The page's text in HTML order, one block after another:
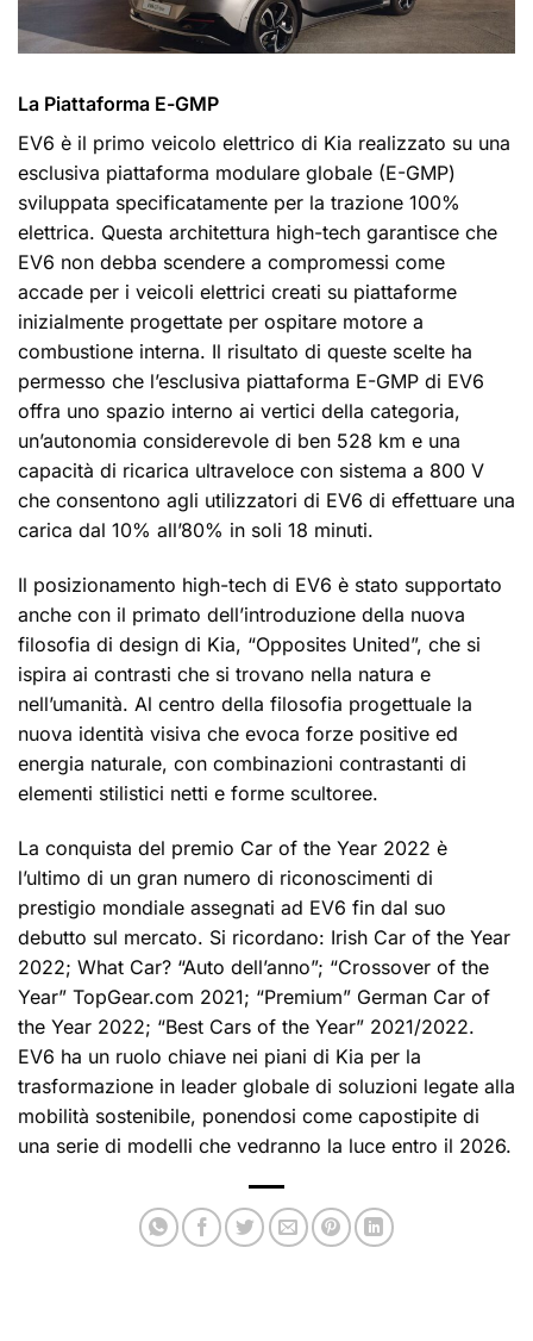
La Piattaforma E-GMP
EV6 è il primo veicolo elettrico di Kia realizzato su una
esclusiva piattaforma modulare globale (E-GMP)
sviluppata specificatamente per la trazione 100%
elettrica. Questa architettura high-tech garantisce che
EV6 non debba scendere a compromessi come
accade per i veicoli elettrici creati su piattaforme
inizialmente progettate per ospitare motore a
combustione interna. Il risultato di queste scelte ha
permesso che l’esclusiva piattaforma E-GMP di EV6
offra uno spazio interno ai vertici della categoria,
un’autonomia considerevole di ben 528 km e una
capacità di ricarica ultraveloce con sistema a 800 V
che consentono agli utilizzatori di EV6 di effettuare una
carica dal 10% all’80% in soli 18 minuti.
Il posizionamento high-tech di EV6 è stato supportato
anche con il primato dell’introduzione della nuova
filosofia di design di Kia, “Opposites United”, che si
ispira ai contrasti che si trovano nella natura e
nell’umanità. Al centro della filosofia progettuale la
nuova identità visiva che evoca forze positive ed
energia naturale, con combinazioni contrastanti di
elementi stilistici netti e forme scultoree.
La conquista del premio Car of the Year 2022 è
l’ultimo di un gran numero di riconoscimenti di
prestigio mondiale assegnati ad EV6 fin dal suo
debutto sul mercato. Si ricordano: Irish Car of the Year
2022; What Car? “Auto dell’anno”; “Crossover of the
Year” TopGear.com 2021; “Premium” German Car of
the Year 2022; “Best Cars of the Year” 2021/2022.
EV6 ha un ruolo chiave nei piani di Kia per la
trasformazione in leader globale di soluzioni legate alla
mobilità sostenibile, ponendosi come capostipite di
una serie di modelli che vedranno la luce entro il 2026.